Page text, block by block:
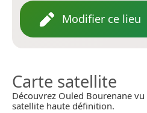
Modifier ce lieu
Carte satellite
Découvrez Ouled Bourenane
satellite haute définition.